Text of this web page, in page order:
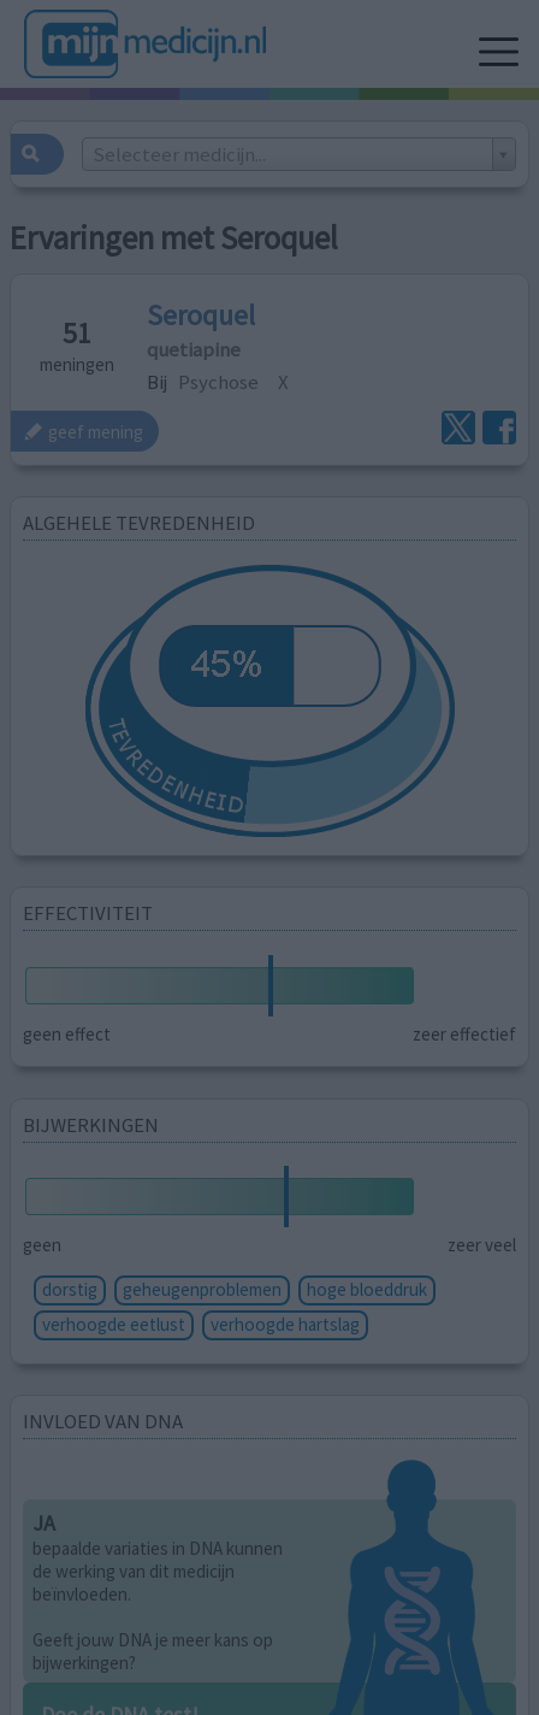
Selecteer medicijn...
Ervaringen met Seroquel
51
meningen
Seroquel
quetiapine
Bij Psychose X
geef mening
ALGEHELE TEVREDENHEID
EFFECTIVITEIT
geen effect zeer effectief
BIJWERKINGEN
geen
zeer veel
dorstig
geheugenproblemen
hoge bloeddruk
verhoogde eetlust
verhoogde hartslag
INVLOED VAN DNA
JA
bepaalde variaties in DNA kunnen
de werking van dit medicijn
beïnvloeden.
Geeft jouw DNA je meer kans op
bijwerkingen?